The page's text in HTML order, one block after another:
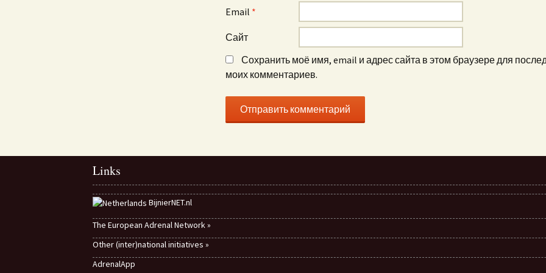
Email *
Сайт
Сохранить моё имя, email и адрес сайта в этом браузере для
моих комментариев.
Links
BijnierNET.nl
The European Adrenal Network »
Other (inter)national initiatives »
AdrenalApp